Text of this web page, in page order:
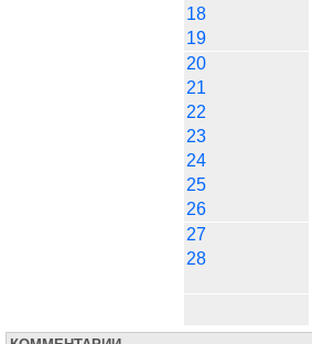
18
19
20
21
22
23
24
25
26
27
28